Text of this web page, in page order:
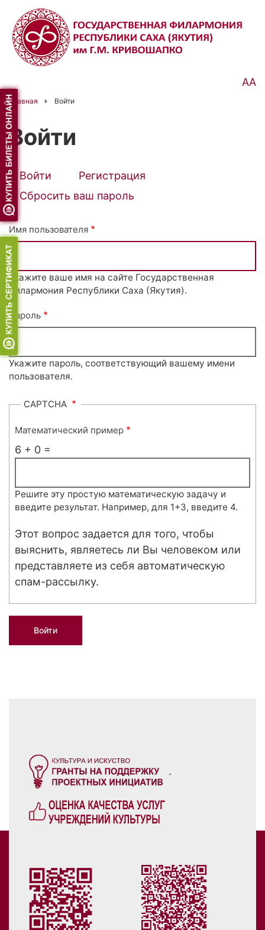
Перейти
основному
содержанию
АА
Строка
навигации
Главная Войти
Войти
Primary
tabs
Войти (активная
вкладка)
Регистрация
Сбросить ваш пароль
Имя пользователя
Укажите ваше имя на сайте Государственная
филармония Республики Саха (Якутия).
Пароль
Укажите пароль, соответствующий вашему имени
пользователя.
CAPTCHA
Математический пример
6 + 0 =
Решите эту простую математическую задачу и
введите результат. Например, для 1+3, введите 4.
Этот вопрос задается для того, чтобы
выяснить, являетесь ли Вы человеком или
представляете из себя автоматическую
спам-рассылку.
.